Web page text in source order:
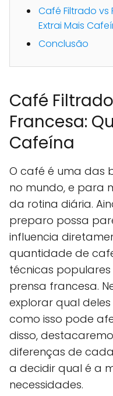
Café Filtrado vs
Extrai Mais
Conclusão
Café
Francesa:
Cafeína
O café é uma das
no mundo, e para
da rotina diária.
preparo possa
influencia
quantidade de
técnicas
prensa francesa.
explorar qual
como isso pode
disso,
diferenças de
a decidir qual é a
necessidades.